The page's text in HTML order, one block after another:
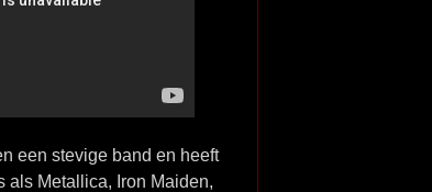
een stevige band en heeft
als Metallica, Iron Maiden,